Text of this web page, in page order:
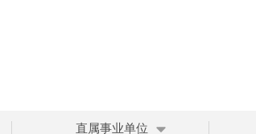
直属事业单位